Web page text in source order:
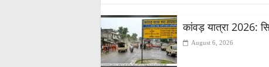
कांवड़ यात्रा 2026:
August 6, 2026